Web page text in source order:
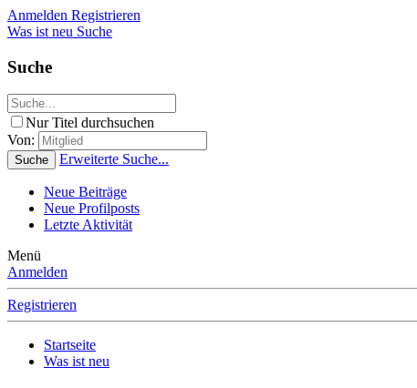
Anmelden Registrieren
Was ist neu Suche
Suche
Nur Titel durchsuchen
Von:
Suche Erweiterte Suche...
Neue Beiträge
Neue Profilposts
Letzte Aktivität
Menü
Anmelden
Registrieren
Startseite
Was ist neu